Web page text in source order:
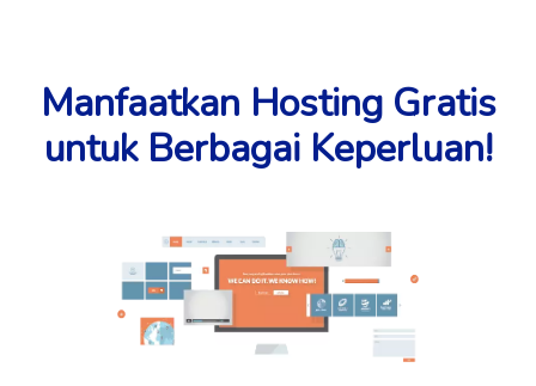
Manfaatkan Hosting Gratis
untuk Berbagai Keperluan!